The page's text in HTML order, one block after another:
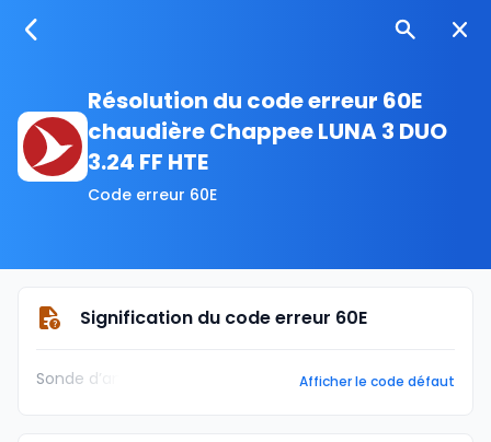
Résolution du code erreur 60E
chaudière Chappee LUNA 3 DUO
3.24 FF HTE
Code erreur 60E
Signification du code erreur 60E
Sonde d’am Afficher le code défaut